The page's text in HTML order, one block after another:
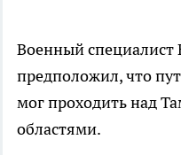
Военный
предположил, что
мог проходить над
областями.